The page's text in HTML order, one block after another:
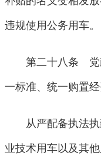
违规使用公务用车。
第二十八条 党政
一标准、统一购置
从严配备执法执
业技术用车以及其